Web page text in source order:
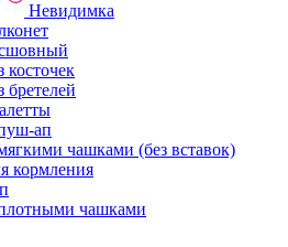
Невидимка
косточек
бретелей
ап
чашками (без вставок)
кормления
чашками